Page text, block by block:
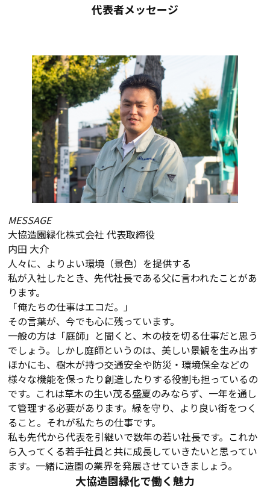
代表者メッセージ
MESSAGE
大協造園緑化株式会社 代表取締役
内田 大介
人々に、よりよい環境（景色）を提供する
私が入社したとき、先代社長である父に言われたことがあ
ります。
「俺たちの仕事はエコだ。」
その言葉が、今でも心に残っています。
一般の方は「庭師」と聞くと、木の枝を切る仕事だと思う
でしょう。しかし庭師というのは、美しい景観を生み出す
ほかにも、樹木が持つ交通安全や防災・環境保全などの
様々な機能を保ったり創造したりする役割も担っているの
です。これは草木の生い茂る盛夏のみならず、一年を通し
て管理する必要があります。緑を守り、より良い街をつく
ること。それが私たちの仕事です。
私も先代から代表を引継いで数年の若い社長です。これか
ら入ってくる若手社員と共に成長していきたいと思ってい
ます。一緒に造園の業界を発展させていきましょう。
大協造園緑化で働く魅力